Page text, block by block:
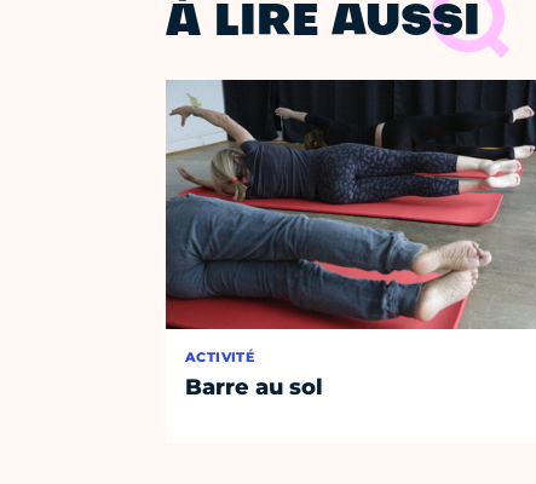
À LIRE AUSSI
ACTIVITÉ
Barre au sol